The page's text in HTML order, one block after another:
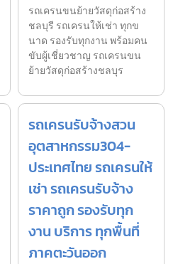
รถเครนขนย้ายวัสดุก่อสร้าง
ชลบุรี รถเครนให้เช่า ทุกข
นาด รองรับทุกงาน พร้อมคน
ขับผู้เชี่ยวชาญ รถเครนขน
ย้ายวัสดุก่อสร้างชลบุร
รถเครนรับจ้างสวน
อุตสาหกรรม304-
ประเทศไทย รถเครนให้
เช่า รถเครนรับจ้าง
ราคาถูก รองรับทุก
งาน บริการ ทุกพื้นที่
ภาคตะวันออก